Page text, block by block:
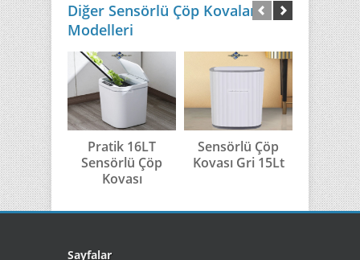
Diğer Sensörlü Çöp Kovaları
Modelleri
Pratik 16LT
Sensörlü Çöp
Kovası
Sensörlü Çöp
Kovası Gri 15Lt
Kovası
Sayfalar